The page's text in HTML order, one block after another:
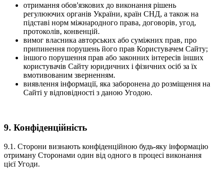
отримання обов'язкових до виконання рішень
регулюючих органів України, країн СНД, а також на
підставі норм міжнародного права, договорів, угод,
протоколів, конвенцій.
вимог власника авторських або суміжних прав, про
припинення порушень його прав Користувачем Сайту;
іншого порушення прав або законних інтересів інших
користувачів Сайту юридичних і фізичних осіб за їх
вмотивованим зверненням.
виявлення інформації, яка заборонена до розміщення на
Сайті у відповідності з даною Угодою.
9. Конфіденційність
9.1. Сторони визнають конфіденційною будь-яку інформацію
отриману Сторонами один від одного в процесі виконання
цієї Угоди.